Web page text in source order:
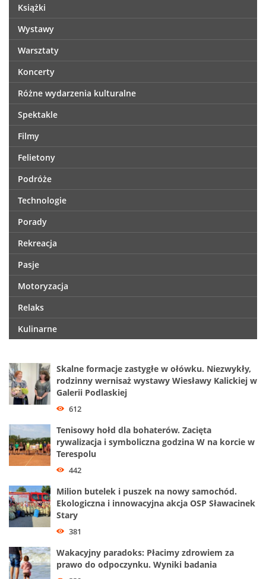
Książki
Wystawy
Warsztaty
Koncerty
Różne wydarzenia kulturalne
Spektakle
Filmy
Felietony
Podróże
Technologie
Porady
Rekreacja
Pasje
Motoryzacja
Relaks
Kulinarne
Skalne formacje zastygłe w ołówku. Niezwykły,
rodzinny wernisaż wystawy Wiesławy Kalickiej w
Galerii Podlaskiej
612
Tenisowy hołd dla bohaterów. Zacięta
rywalizacja i symboliczna godzina W na korcie w
Terespolu
442
Milion butelek i puszek na nowy samochód.
Ekologiczna i innowacyjna akcja OSP Sławacinek
Stary
381
Wakacyjny paradoks: Płacimy zdrowiem za
prawo do odpoczynku. Wyniki badania